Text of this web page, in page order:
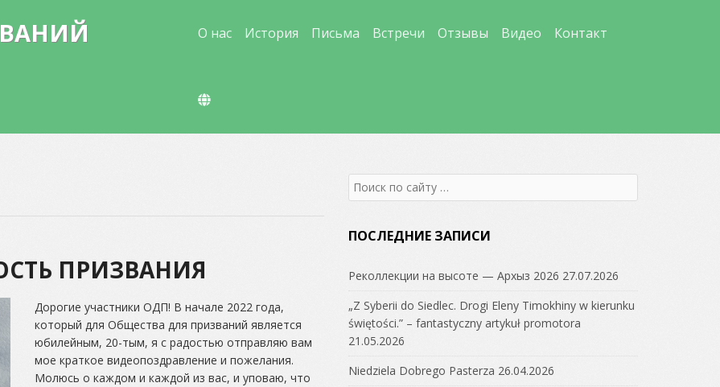
to
О нас История Письма Встречи Отзывы Видео Контакт
ПРИЗВАНИЯ
Дорогие участники ОДП! В начале 2022 года,
который для Общества для призваний является
юбилейным, 20-тым, я с радостью отправляю вам
мое краткое видеопоздравление и пожелания.
Молюсь о каждом и каждой из вас, и уповаю, что
Search
for:
ПОСЛЕДНИЕ ЗАПИСИ
Реколлекции на высоте — Архыз 2026 27.07.2026
„Z Syberii do Siedlec. Drogi Eleny Timokhiny w kierunku
świętości.” – fantastyczny artykuł promotora
21.05.2026
Niedziela Dobrego Pasterza 26.04.2026